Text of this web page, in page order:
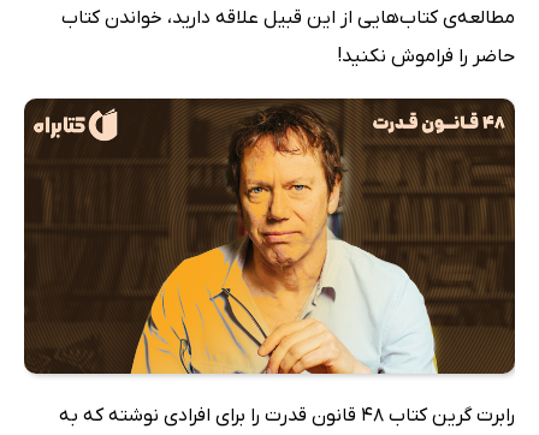
مطالعه‌ی کتاب‌هایی از این قبیل علاقه دارید، خواندن کتاب
حاضر را فراموش نکنید!
رابرت گرین کتاب 48 قانون قدرت را برای افرادی نوشته که به